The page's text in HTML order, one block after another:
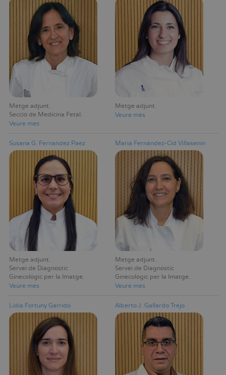
Metge adjunt
Secció de Medicina Fetal
Veure mès
Metge adjunt
Veure mès
Susana G. Fernandez Paez
Metge adjunt
Servei de Diagnòstic
Ginecològic per la Imatge
Veure mès
María Fernández-Cid Villasenín
Metge adjunt
Servei de Diagnòstic
Ginecològic per la Imatge
Veure mès
Lidia Fortuny Garrido Alberto J. Gallardo Trejo